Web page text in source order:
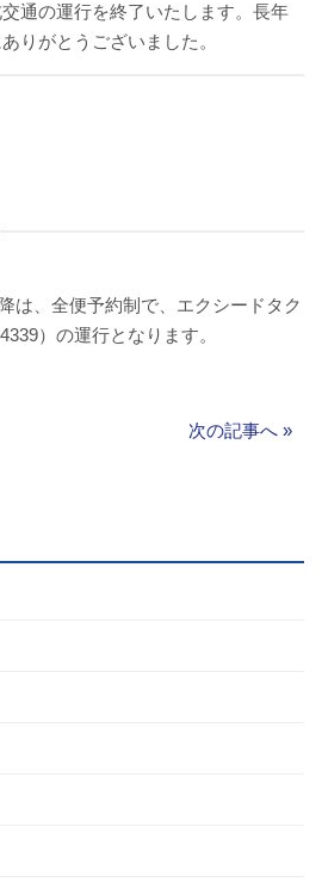
通の運行を終了いたします。長年
りがとうございました。
は、全便予約制で、エクシードタク
）の運行となります。
次の記事へ »